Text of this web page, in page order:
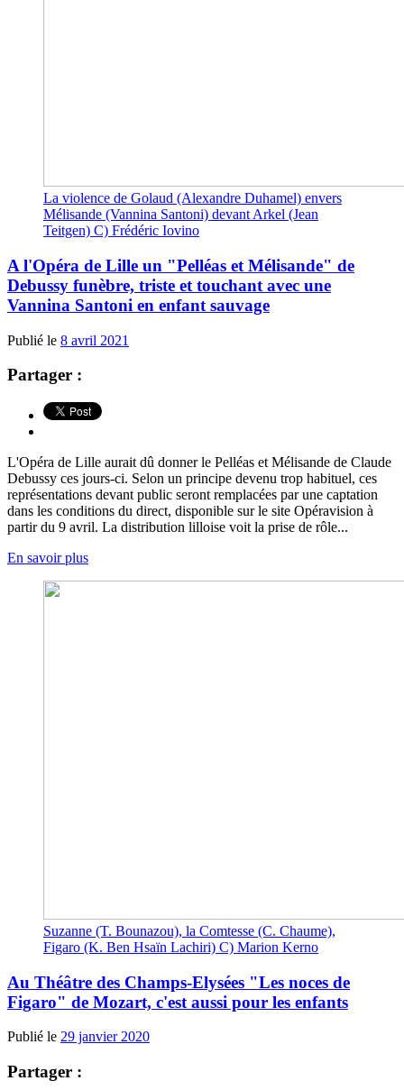
La violence de Golaud (Alexandre Duhamel) envers
Mélisande (Vannina Santoni) devant Arkel (Jean
Teitgen) C) Frédéric Iovino
A l'Opéra de Lille un "Pelléas et Mélisande" de
Debussy funèbre, triste et touchant avec une
Vannina Santoni en enfant sauvage
Publié le 8 avril 2021
Partager :
L'Opéra de Lille aurait dû donner le Pelléas et Mélisande de Claude
Debussy ces jours-ci. Selon un principe devenu trop habituel, ces
représentations devant public seront remplacées par une captation
dans les conditions du direct, disponible sur le site Opéravision à
partir du 9 avril. La distribution lilloise voit la prise de rôle...
En savoir plus
Suzanne (T. Bounazou), la Comtesse (C. Chaume),
Figaro (K. Ben Hsaïn Lachiri) C) Marion Kerno
Au Théâtre des Champs-Elysées "Les noces de
Figaro" de Mozart, c'est aussi pour les enfants
Publié le 29 janvier 2020
Partager :